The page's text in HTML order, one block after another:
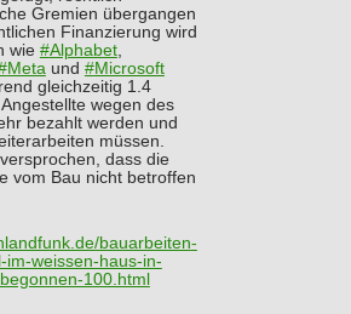
Gremien übergangen
Finanzierung wird
wie #Alphabet,
Meta und #Microsoft
gleichzeitig 1.4
wegen des
bezahlt werden und
müssen.
dass die
vom Bau nicht betroffen
bauarbeiten-
weissen-haus-in-
100.html